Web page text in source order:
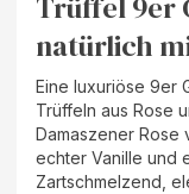
natürlich
Eine luxuriöse 9er
Trüffeln aus Rose
Damaszener Rose
echter Vanille und
Zartschmelzend,